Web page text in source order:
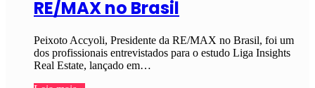
RE/MAX no Brasil
Peixoto Accyoli, Presidente da RE/MAX no Brasil, foi um
dos profissionais entrevistados para o estudo Liga Insights
Real Estate, lançado em…